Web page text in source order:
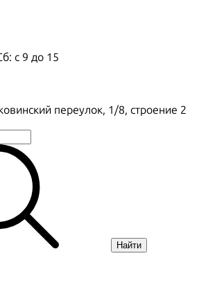
с 9 до 15
переулок, 1/8, строение 2
Найти